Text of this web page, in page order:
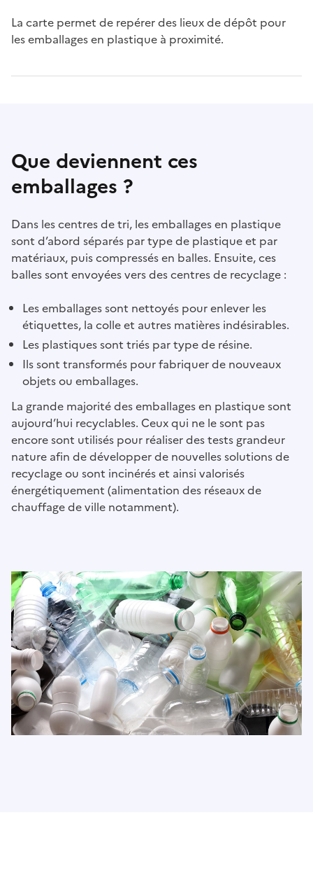
La carte permet de repérer des lieux de dépôt pour
les emballages en plastique à proximité.
Que deviennent ces
emballages ?
Dans les centres de tri, les emballages en plastique
sont d’abord séparés par type de plastique et par
matériaux, puis compressés en balles. Ensuite, ces
balles sont envoyées vers des centres de recyclage :
Les emballages sont nettoyés pour enlever les
étiquettes, la colle et autres matières indésirables.
Les plastiques sont triés par type de résine.
Ils sont transformés pour fabriquer de nouveaux
objets ou emballages.
La grande majorité des emballages en plastique sont
aujourd’hui recyclables. Ceux qui ne le sont pas
encore sont utilisés pour réaliser des tests grandeur
nature afin de développer de nouvelles solutions de
recyclage ou sont incinérés et ainsi valorisés
énergétiquement (alimentation des réseaux de
chauffage de ville notamment).